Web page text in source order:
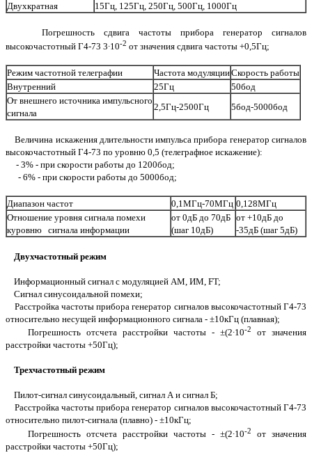
Двухкратная
15Гц, 125Гц, 250Гц, 500Гц, 1000Гц
Погрешность сдвига частоты прибора генератор сигналов
высокочастотный Г4-73 3∙10-2 от значения сдвига частоты +0,5Гц;
Режим частотной телеграфии Частота модуляцииСкорость работы
Внутренний
25Гц
50бод
От внешнего источника импульсного
сигнала
2,5Гц-2500Гц 5бод-5000бод
Величина искажения длительности импульса прибора генератор сигналов
высокочастотный Г4-73 по уровню 0,5 (телеграфное искажение):
- 3% - при скорости работы до 1200бод;
- 6% - при скорости работы до 5000бод;
Диапазон частот 0,1МГц-70МГц 0,128МГц
Отношение уровня сигнала помехи
куровню сигнала информации
от 0дБ до 70дБ
(шаг 10дБ)
от +10дБ до
-35дБ (шаг 5дБ)
Двухчастотный режим
Информационный сигнал с модуляцией АМ, ИМ, FT;
Сигнал синусоидальной помехи;
Расстройка частоты прибора генератор сигналов высокочастотный Г4-73
относительно несущей информационного сигнала - ±10кГц (плавная);
Погрешность отсчета расстройки частоты - ±(2∙10-2
от значения
расстройки частоты +50Гц);
Трехчастотный режим
Пилот-сигнал синусоидальный, сигнал А и сигнал Б;
Расстройка частоты прибора генератор сигналов высокочастотный Г4-73
относительно пилот-сигнала (плавно) - ±10кГц;
Погрешность отсчета расстройки частоты - ±(2∙10-2
от значения
расстройки частоты +50Гц);